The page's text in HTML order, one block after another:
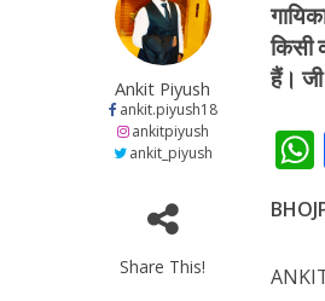
Ankit Piyush
ankit.piyush18
ankitpiyush
ankit_piyush
Share This!
किसी
हैं।